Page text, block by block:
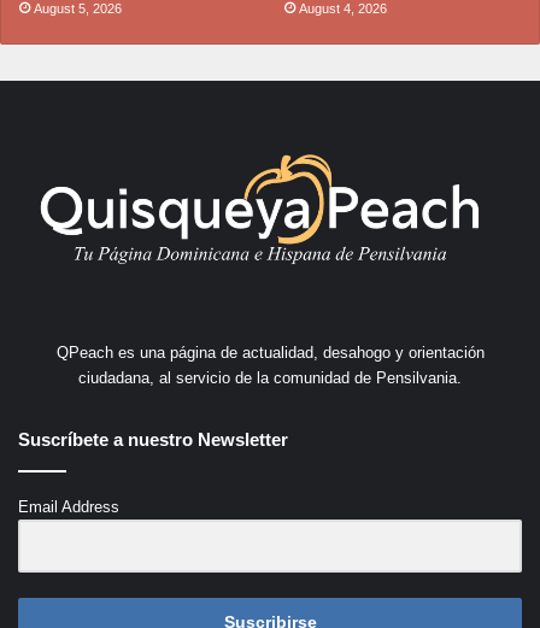
August 5, 2026 August 4, 2026
QPeach es una página de actualidad, desahogo y orientación
ciudadana, al servicio de la comunidad de Pensilvania.
Suscríbete a nuestro Newsletter
Email Address
Suscribirse